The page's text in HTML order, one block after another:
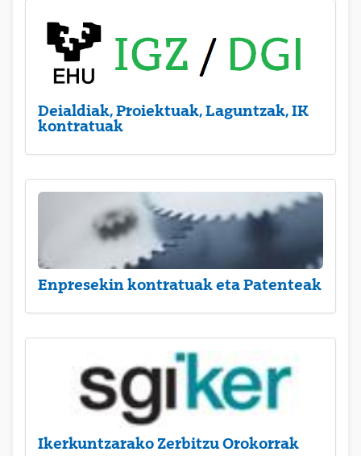
Deialdiak, Proiektuak, Laguntzak, IK
kontratuak
Enpresekin kontratuak eta Patenteak
Ikerkuntzarako Zerbitzu Orokorrak